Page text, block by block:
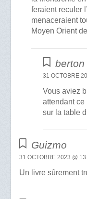
feraient reculer
menaceraient
Moyen Orient
berton
31 OCTOBRE
Vous aviez
attendant ce
sur la table
Guizmo
31 OCTOBRE 2023 @
Un livre sûrement